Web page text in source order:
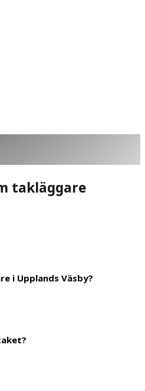
takläggare
i Upplands Väsby?
tak i Upplands Väsby ligger